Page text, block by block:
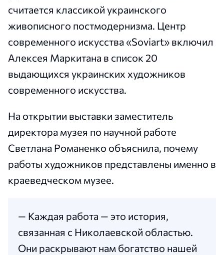
считается классикой украинского
живописного постмодернизма. Центр
современного искусства «Soviart» включил
Алексея Маркитана в список 20
выдающихся украинских художников
современного искусства.
На открытии выставки заместитель
директора музея по научной работе
Светлана Романенко объяснила, почему
работы художников представлены именно в
краеведческом музее.
— Каждая работа — это история,
связанная с Николаевской областью.
Они раскрывают нам богатство нашей